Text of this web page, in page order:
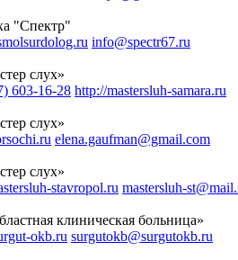
"Спектр"
info@spectr67.ru
слух»
603‑16-28 http://mastersluh-samara.ru
слух»
elena.gaufman@gmail.com
слух»
stavropol.ru mastersluh-
клиническая больница»
okb.ru surgutokb@surgutokb.ru